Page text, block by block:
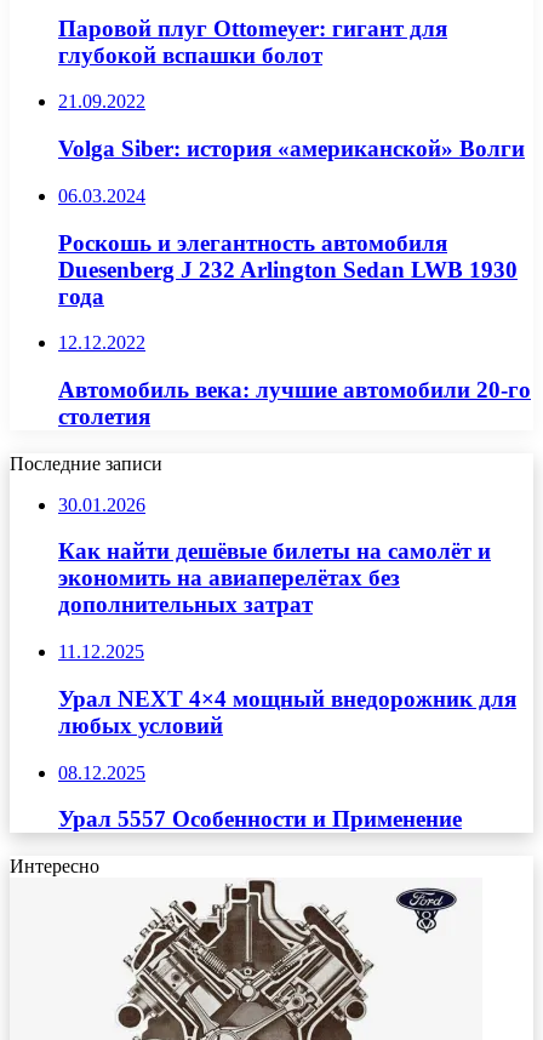
Паровой плуг Ottomeyer: гигант для
глубокой вспашки болот
21.09.2022
Volga Siber: история «американской» Волги
06.03.2024
Роскошь и элегантность автомобиля
Duesenberg J 232 Arlington Sedan LWB 1930
года
12.12.2022
Автомобиль века: лучшие автомобили 20-го
столетия
Последние записи
30.01.2026
Как найти дешёвые билеты на самолёт и
экономить на авиаперелётах без
дополнительных затрат
11.12.2025
Урал NEXT 4×4 мощный внедорожник для
любых условий
08.12.2025
Урал 5557 Особенности и Применение
Интересно